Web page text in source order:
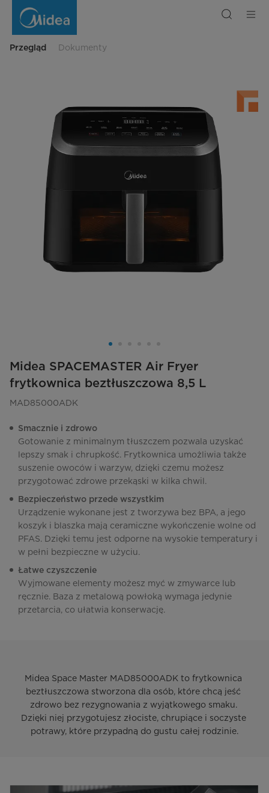
Przegląd Dokumenty
Midea SPACEMASTER Air Fryer
frytkownica beztłuszczowa 8,5 L
MAD85000ADK
Smacznie i zdrowo
Gotowanie z minimalnym tłuszczem pozwala uzyskać
lepszy smak i chrupkość. Frytkownica umożliwia także
suszenie owoców i warzyw, dzięki czemu możesz
przygotować zdrowe przekąski w kilka chwil.
Bezpieczeństwo przede wszystkim
Urządzenie wykonane jest z tworzywa bez BPA, a jego
koszyk i blaszka mają ceramiczne wykończenie wolne od
PFAS. Dzięki temu jest odporne na wysokie temperatury i
w pełni bezpieczne w użyciu.
Łatwe czyszczenie
Wyjmowane elementy możesz myć w zmywarce lub
ręcznie. Baza z metalową powłoką wymaga jedynie
przetarcia, co ułatwia konserwację.
Midea Space Master MAD85000ADK to frytkownica
beztłuszczowa stworzona dla osób, które chcą jeść
zdrowo bez rezygnowania z wyjątkowego smaku.
Dzięki niej przygotujesz złociste, chrupiące i soczyste
potrawy, które przypadną do gustu całej rodzinie.